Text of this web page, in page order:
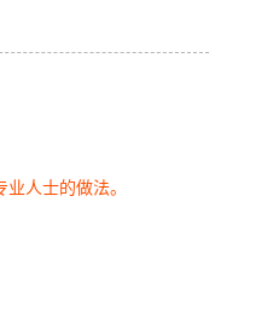
人士的做法。